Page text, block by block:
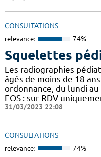
CONSULTATIONS
relevance: 74%
Squelettes
Les radiographies
âgés de moins de 18 ans.
ordonnance, du lundi au
EOS : sur RDV
31/03/2023 22:08
CONSULTATIONS
relevance: 74%